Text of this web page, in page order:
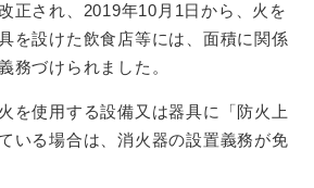
正され、2019年10月1日から、火を
を設けた飲食店等には、面積に関係
務づけられました。
を使用する設備又は器具に「防火上
いる場合は、消火器の設置義務が免